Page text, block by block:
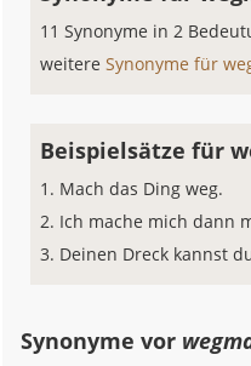
11 Synonyme in 2
weitereSynonyme für
Beispielsätze für
Mach das Ding weg.
Ich mache mich dann
Deinen Dreck kannst
Synonyme vor